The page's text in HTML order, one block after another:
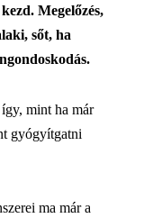
Megelőzés,
sőt, ha
mint ha már
gyógyítgatni
ma már a